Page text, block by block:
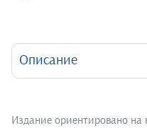
Описание
Издание ориентировано на